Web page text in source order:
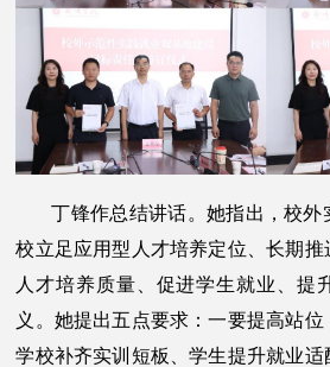
丁锋作总结讲话。她指出，校外
校立足应用型人才培养定位、长期
人才培养质量、促进学生就业、提
义。她提出五点要求：一要提高站
学校补齐实训短板、学生提升就业适